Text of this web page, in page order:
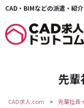
CAD・BIMなどの派遣・紹
先輩
CAD求人.com 先輩社員